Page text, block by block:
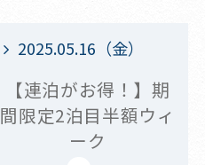
2025.05.16（金）
【連泊がお得！】期
間限定2泊目半額ウィ
ーク